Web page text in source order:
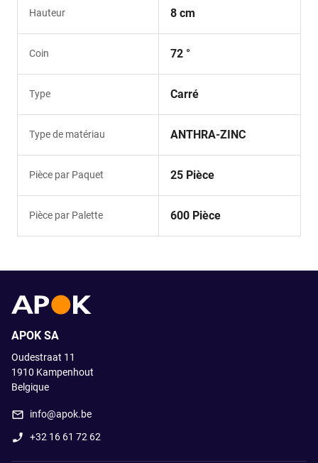
Hauteur 8 cm
Coin 72 °
Type Carré
Type de matériau ANTHRA-ZINC
Pièce par Paquet 25 Pièce
Pièce par Palette 600 Pièce
APOK SA
Oudestraat 11
1910 Kampenhout
Belgique
info@apok.be
+32 16 61 72 62